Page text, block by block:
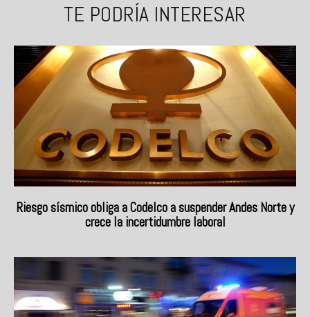
TE PODRÍA INTERESAR
Riesgo sísmico obliga a Codelco a suspender Andes Norte y
crece la incertidumbre laboral